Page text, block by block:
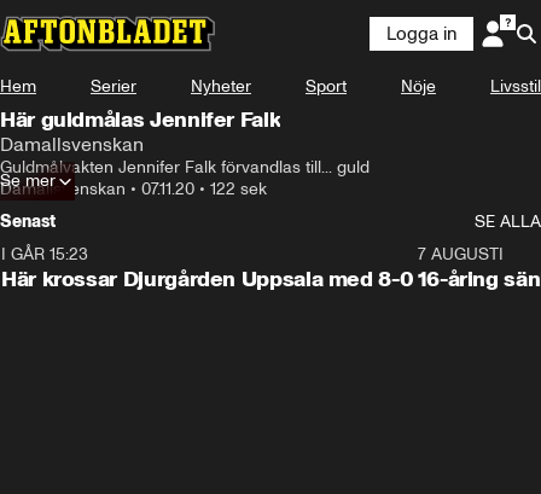
Logga in
Hem Serier Nyheter Sport Nöje Livsstil
Här guldmålas Jennifer Falk
Damallsvenskan
Guldmålvakten Jennifer Falk förvandlas till... guld
Damallsvenskan • 07.11.20 • 122 sek
Se mer
Senast
SE ALLA
I GÅR 15:23
Här krossar Djurgården Uppsala med 8-0
7 AUGUSTI
16-åring